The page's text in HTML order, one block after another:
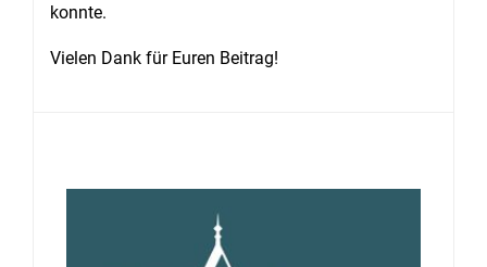
konnte.
Vielen Dank für Euren Beitrag!